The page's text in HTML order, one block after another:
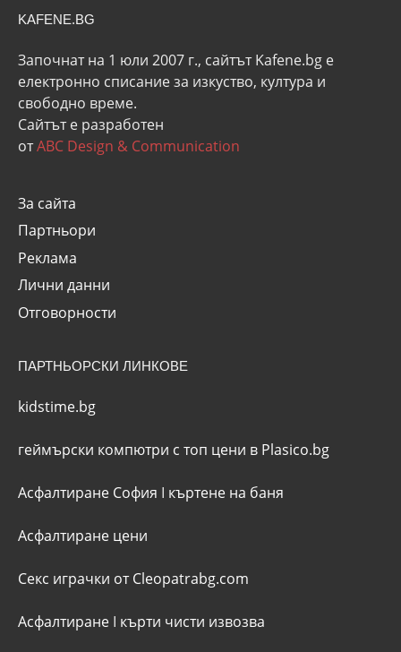
KAFENE.BG
Започнат на 1 юли 2007 г., сайтът Kafene.bg e
eлектронно списание за изкуство, култура и
свободно време.
Сайтът е разработен
отABC Design & Communication
За сайта
Партньори
Реклама
Лични данни
Отговорности
ПАРТНЬОРСКИ ЛИНКОВЕ
kidstime.bg
геймърски компютри с топ цени в Plasico.bg
Асфалтиране София I къртене на баня
Асфалтиране цени
Секс играчки от Cleopatrabg.com
Асфалтиране I кърти чисти извозва